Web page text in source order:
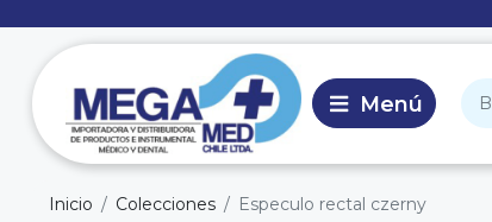
Inicio Colecciones Especulo rectal czerny